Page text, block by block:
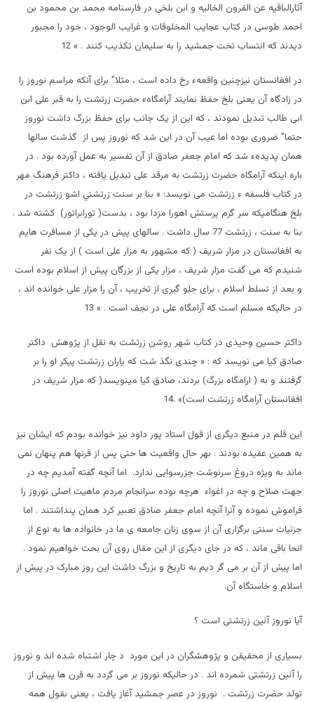
آثارالباقيه عن القرون الخاليه و ابن بلخی در فارسنامه محمد بن محمود بن
احمد طوسی در کتاب عجايب المخلوقات و غرايب الوجود ، خود را مجبور
ديدند که انتساب تخت جمشيد را به سليمان تکذيب کنند . » 12
در افغانستان نيزچنين واقعهء رخ داده است ، مثلا” برای آنکه مراسم نوروز را
در زادگاه آن يعنی بلخ حفظ نمايند آرامگاهء حضرت زرتشت را به قبر علی ابن
ابی طالب تبديل نمودند ، که اين از يک جانب برای حفظ بزرگ داشت نوروز
حتما” ضروری بوده اما عيب آن در اين شد که نوروز پس از گذشت سالها
همان پديدهء شد که امام جعفر صادق از آن تفسير به عمل آورده بود . در
باره اينکه آرامگاه حضرت زرتشت به مرقد علی تبديل يافته ، داکتر فرهنگ مهر
در کتاب فلسفه ء زرتشت می نويسد: « بنا بر سنت زرتشتي اشو زرتشت در
بلخ هنگاميکه سر گرم پرستش اهورا مزدا بود ، بدست( تورابراتور) کشته شد .
بنا به سنت ، زرتشت 77 سال داشت . سالهای پيش در يکی از مسافرت هايم
به افغانستان در مزار شريف ( که مشهور به مزار علی است ) از يک نفر
شنيدم که می گفت مزار شريف ، مزار يکی از بزرگان پيش از اسلام بوده است
و بعد از تسلط اسلام ، برای جلو گيری از تخريب ، آن را مزار علی خوانده اند ،
در حاليکه مسلم است که آرامگاه علی در نجف است . » 13
داکتر حسين وحيدی در کتاب شهر روشن زرتشت به نقل از پژوهش داکتر
صادق کيا می نویسد که : « چندی نگذ شت که ياران زرتشت پيکر او را بر
گرفتند و به ( ارامگاه بزرگ) بردند، صادق کيا مينويسد( که مزار شريف در
افغانستان آرامگاه زرتشت است)» .14
اين قلم در منبع ديگری از قول استاد پور داود نيز خوانده بودم که ايشان نيز
به همين عقيده بودند . بهر حال واقعيت ها حتی پس از قرنها هم پنهان نمی
ماند به ويژه دروغ سرنوشت جزرسوايی ندارد. اما آنچه گفته آمديم چه در
جهت صلاح و چه در اغواء هرچه بوده سرانجام مردم ماهيت اصلی نوروز را
فراموش نموده و آنرا آنچه امام جعفر صادق تعبير کرد همان پنداشتند . اما
جزئيات سنتی برگزاری آن از سوی زنان جامعه ی ما در خانواده ها به نوع از
انحا باقی ماند ، که در جای ديگری از اين مقال روی آن بحث خواهيم نمود .
اما پيش از آن بر می گر ديم به تاريخ و بزرگ داشت اين روز مبارک در پيش از
اسلام و خاستگاه آن.
آيا نوروز آئين زرتشتی است ؟
بسياری از محقيقن و پژوهشگران در اين مورد د چار اشتباه شده اند و نوروز
را آئين زرتشتی شمرده اند . در حاليکه نوروز بر می گردد به قرن ها پيش از
تولد حضرت زرتشت . نوروز در عصر جمشيد آغاز يافت ، یعنی بقول همه